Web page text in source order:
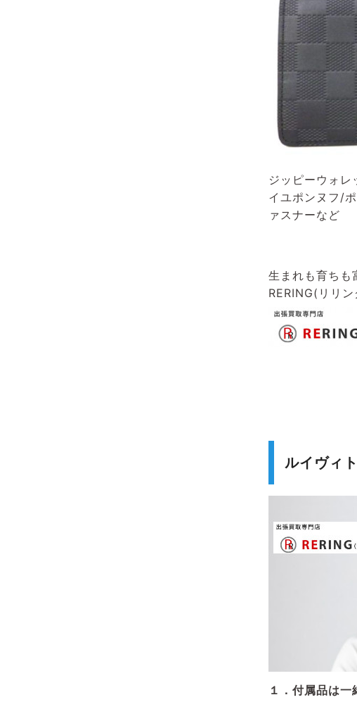
ジッピーウォ
イユポンヌフ/
ァスナーなど
生まれも育ちも
RERING(リリン
ルイヴィ
１．付属品は一